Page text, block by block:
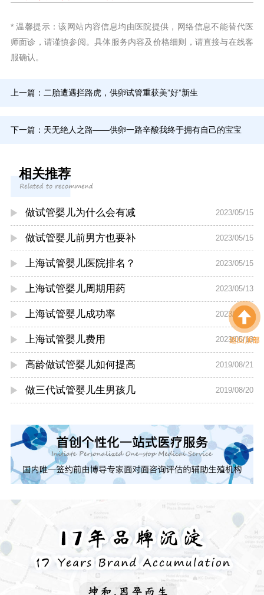
* 温馨提示：该网站内容信息均由医院提供，网络信息不能替代医
师面诊，请谨慎参阅。具体服务内容及价格细则，请直接与在线客
服确认。
上一篇： 二胎遭遇拦路虎，供卵试管重获美”好”新生
下一篇： 天无绝人之路——供卵一路辛酸我终于拥有自己的宝宝
相关推荐
做试管婴儿为什么会有减 2023/05/15
做试管婴儿前男方也要补 2023/05/15
上海试管婴儿医院排名？ 2023/05/15
上海试管婴儿周期用药 2023/05/13
上海试管婴儿成功率 2023/05/13
上海试管婴儿费用 2023/05/13
高龄做试管婴儿如何提高 2019/08/21
做三代试管婴儿生男孩几 2019/08/20